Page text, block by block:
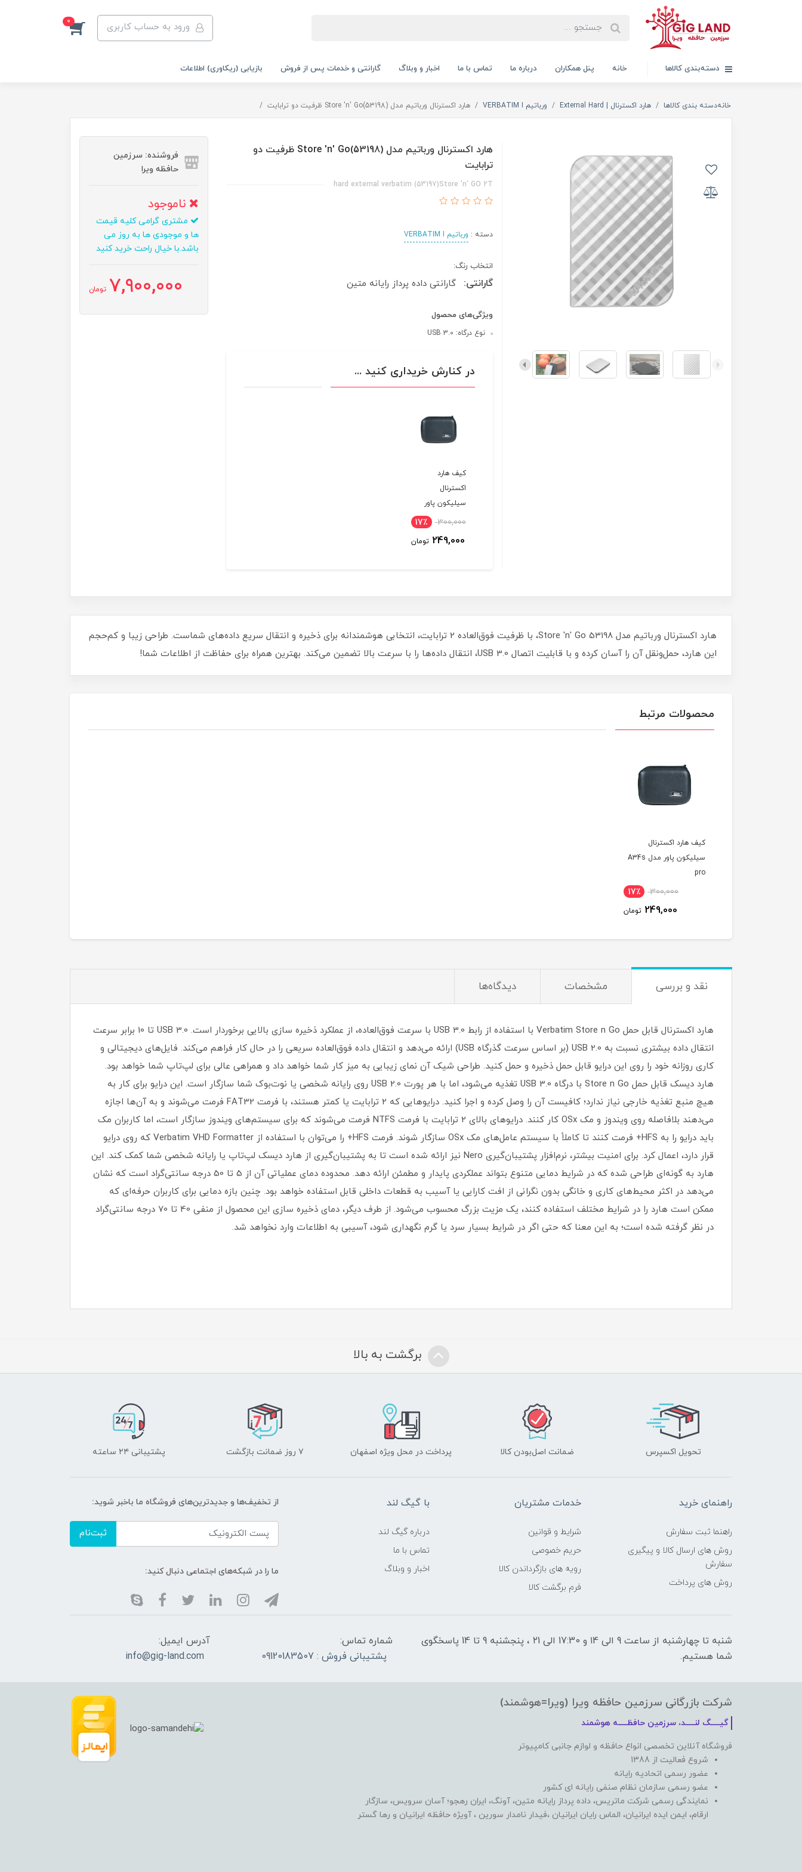
ورود به حساب کاربری 0
دسته‌بندی کالاها خانه پنل همکاران درباره ما تماس با ما اخبار و وبلاگ گارانتی و خدمات پس از فروش بازیابی (ریکاوری) اطلاعات
خانهدسته بندی کالاها هارد اکسترنال | External Hard ورباتیم VERBATIM I هارد اکسترنال ورباتیم مدل (53198)Store 'n' Go ظرفیت دو ترابایت
هارد اکسترنال ورباتیم مدل (53198)Store 'n' Go ظرفیت دو
ترابایت
hard external verbatim (53197)Store 'n' GO 2T
دسته : ورباتیم VERBATIM I
انتخاب رنگ:
گارانتی: گارانتی داده پرداز رایانه متین
ویژگی‌های محصول
نوع درگاه: USB 3.0
در کنارش خریداری کنید ...
کیف هارد
اکسترنال
سیلیکون پاور
مدل A34s pro
300,000 17٪
249,000 تومان
فروشنده: سرزمین
حافظه ویرا
ناموجود
مشتری گرامی کلیه قیمت
ها و موجودی ها به روز می
باشد.با خیال راحت خرید کنید
7,900,000 تومان
هارد اکسترنال ورباتیم مدل 53198 Store 'n' Go، با ظرفیت فوق‌العاده 2 ترابایت، انتخابی هوشمندانه برای ذخیره و انتقال سریع داده‌های شماست. طراحی زیبا و کم‌حجم
این هارد، حمل‌ونقل آن را آسان کرده و با قابلیت اتصال USB 3.0، انتقال داده‌ها را با سرعت بالا تضمین می‌کند. بهترین همراه برای حفاظت از اطلاعات شما!
محصولات مرتبط
کیف هارد اکسترنال
سیلیکون پاور مدل A34s
pro
300,000 17٪
249,000 تومان
نقد و بررسی مشخصات دیدگاه‌ها
هارد اکسترنال قابل حمل Verbatim Store n Go با استفاده از رابط USB 3.0 با سرعت فوق‌العاده، از عملکرد ذخیره‌ سازی بالایی برخوردار است. USB 3.0 تا 10 برابر سرعت
انتقال داده بیشتری نسبت به USB 2.0 (بر اساس سرعت گذرگاه USB) ارائه می‌دهد و انتقال داده فوق‌العاده سریعی را در حال کار فراهم می‌کند. فایل‌های دیجیتالی و
کاری روزانه خود را روی این درایو قابل حمل ذخیره و حمل کنید. طراحی شیک آن نمای زیبایی به میز کار شما خواهد داد و همراهی عالی برای لپ‌تاپ شما خواهد بود.
هارد دیسک قابل حمل Store n Go با درگاه USB 3.0 تغذیه می‌شود، اما با هر پورت USB 2.0 روی رایانه شخصی یا نوت‌بوک شما سازگار است. این درایو برای کار به
هیچ منبع تغذیه خارجی نیاز ندارد؛ کافیست آن را وصل کرده و اجرا کنید. درایوهایی که 2 ترابایت یا کمتر هستند، با فرمت FAT32 فرمت می‌شوند و به آن‌ها اجازه
می‌دهند بلافاصله روی ویندوز و مک OSx کار کنند. درایوهای بالای 2 ترابایت با فرمت NTFS فرمت می‌شوند که برای سیستم‌های ویندوز سازگار است، اما کاربران مک
باید درایو را به HFS+ فرمت کنند تا کاملاً با سیستم عامل‌های مک OSx سازگار شوند. فرمت HFS+ را می‌توان با استفاده از Verbatim VHD Formatter که روی درایو
قرار دارد، اعمال کرد. برای امنیت بیشتر، نرم‌افزار پشتیبان‌گیری Nero نیز ارائه شده است تا به پشتیبان‌گیری از هارد دیسک لپ‌تاپ یا رایانه شخصی شما کمک کند. این
هارد به گونه‌ای طراحی شده که در شرایط دمایی متنوع بتواند عملکردی پایدار و مطمئن ارائه دهد. محدوده دمای عملیاتی آن از 5 تا 50 درجه سانتی‌گراد است که نشان
می‌دهد در اکثر محیط‌های کاری و خانگی بدون نگرانی از افت کارایی یا آسیب به قطعات داخلی قابل استفاده خواهد بود. چنین بازه دمایی برای کاربران حرفه‌ای که
ممکن است هارد را در شرایط مختلف استفاده کنند، یک مزیت بزرگ محسوب می‌شود. از طرف دیگر، دمای ذخیره‌ سازی این محصول از منفی 40 تا 70 درجه سانتی‌گراد
در نظر گرفته شده است؛ به این معنا که حتی اگر در شرایط بسیار سرد یا گرم نگهداری شود، آسیبی به اطلاعات وارد نخواهد شد.
برگشت به بالا
تحویل اکسپرس ضمانت اصل‌بودن کالا پرداخت در محل ویژه اصفهان ۷ روز ضمانت بازگشت پشتیبانی ۲۴ ساعته
راهنمای خرید
راهنما ثبت سفارش
روش های ارسال کالا و پیگیری
سفارش
روش های پرداخت
خدمات مشتریان
شرایط و قوانین
حریم خصوصی
رویه های بازگرداندن کالا
فرم برگشت کالا
با گیگ لند
درباره گیگ لند
تماس با ما
اخبار و وبلاگ
از تخفیف‌ها و جدیدترین‌های فروشگاه ما باخبر شوید:
ثبت‌نام
ما را در شبکه‌های اجتماعی دنبال کنید:
شنبه تا چهارشنبه از ساعت 9 الی ۱4 و 17:30 الی ۲1 ، پنجشنبه 9 تا 14 پاسخگوی
شما هستیم.
شماره تماس:
پشتیبانی فروش : 09120183507
آدرس ایمیل:
info@gig-land.com
شرکت بازرگانی سرزمین حافظه ویرا (ویرا=هوشمند)
گیـــــگ لنـــــد، سرزمین حافظـــــه هوشمند
فروشگاه آنلاین تخصصی انواع حافظه و لوازم جانبی کامپیوتر
شروع فعالیت از 1388
عضور رسمی اتحادیه رایانه
عضو رسمی سازمان نظام صنفی رایانه ای کشور
نمایندگی رسمی شرکت ماتریس، داده پرداز رایانه متین، آونگ، ایران رهجو؛ آسان سرویس، سازگار
ارقام، ایمن ایده ایرانیان، الماس رایان ایرانیان ،فیدار نامدار سورین ، آویژه حافظه ایرانیان و رها گستر